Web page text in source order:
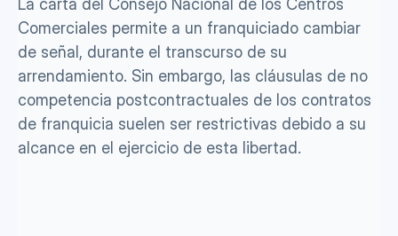
La carta del Consejo Nacional de los Centros
Comerciales permite a un franquiciado cambiar
de señal, durante el transcurso de su
arrendamiento. Sin embargo, las cláusulas de no
competencia postcontractuales de los contratos
de franquicia suelen ser restrictivas debido a su
alcance en el ejercicio de esta libertad.